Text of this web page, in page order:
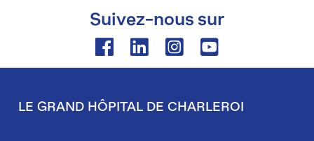
Suivez-nous sur
FacebookLinkedinInstagramYoutube
LE GRAND HÔPITAL DE CHARLEROI